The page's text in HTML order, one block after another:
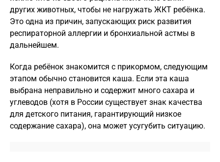
других животных, чтобы не нагружать ЖКТ ребёнка.
Это одна из причин, запускающих риск развития
респираторной аллергии и бронхиальной астмы в
дальнейшем.
Когда ребёнок знакомится с прикормом, следующим
этапом обычно становится каша. Если эта каша
выбрана неправильно и содержит много сахара и
углеводов (хотя в России существует знак качества
для детского питания, гарантирующий низкое
содержание сахара), она может усугубить ситуацию.